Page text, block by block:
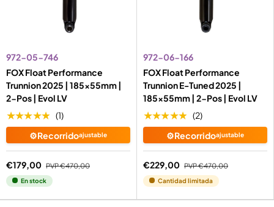
972-05-746
FOX Float Performance
Trunnion 2025 | 185x55mm |
2-Pos | Evol LV
★★★★★ (1)
⚙️Recorridoajustable
€179,00 PVP€470,00
En stock
972-06-166
FOX Float Performance
Trunnion E-Tuned 2025 |
185x55mm | 2-Pos | Evol LV
★★★★★ (2)
⚙️Recorridoajustable
€229,00 PVP€470,00
Cantidad limitada